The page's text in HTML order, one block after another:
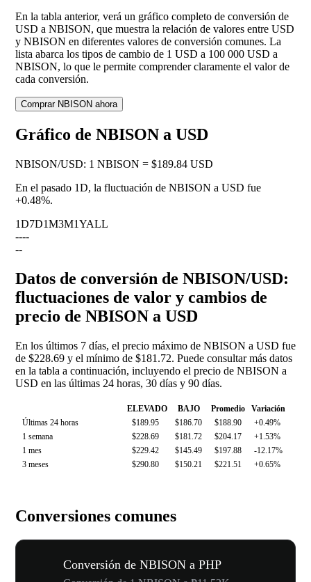
En la tabla anterior, verá un gráfico completo de conversión de
USD a NBISON, que muestra la relación de valores entre USD
y NBISON en diferentes valores de conversión comunes. La
lista abarca los tipos de cambio de 1 USD a 100 000 USD a
NBISON, lo que le permite comprender claramente el valor de
cada conversión.
Comprar NBISON ahora
Gráfico de NBISON a USD
NBISON/USD: 1 NBISON = $189.84 USD
En el pasado 1D, la fluctuación de NBISON a USD fue
+0.48%.
1D7D1M3M1YALL
----
--
Datos de conversión de NBISON/USD:
fluctuaciones de valor y cambios de
precio de NBISON a USD
En los últimos 7 días, el precio máximo de NBISON a USD fue
de $228.69 y el mínimo de $181.72. Puede consultar más datos
en la tabla a continuación, incluyendo el precio de NBISON a
USD en las últimas 24 horas, 30 días y 90 días.
ELEVADO BAJO Promedio
Variación
Últimas 24 horas
$189.95 $186.70 $188.90
+0.49%
1 semana
$228.69 $181.72 $204.17
+1.53%
1 mes
$229.42 $145.49 $197.88
-12.17%
3 meses
$290.80 $150.21 $221.51 +0.65%
Conversiones comunes
Conversión de NBISON a PHP